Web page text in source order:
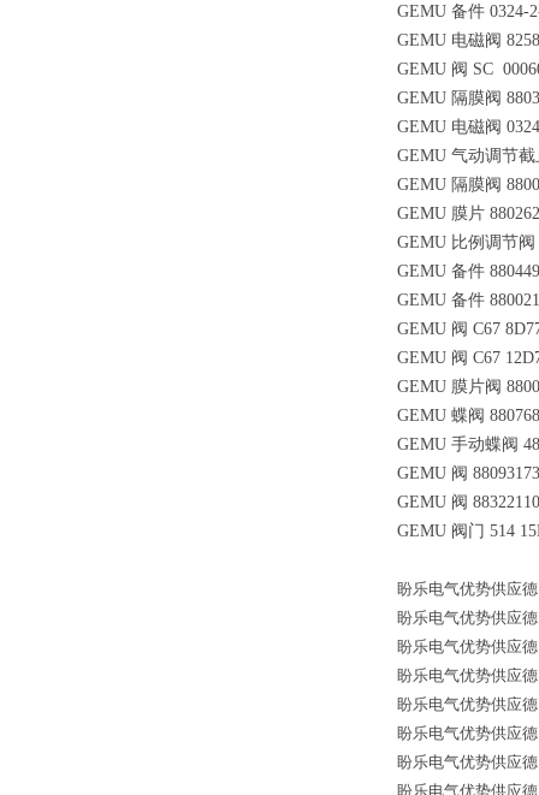
GEMU 备件 0324-
GEMU 电磁阀
GEMU 阀 SC
GEMU 隔膜阀
GEMU 电磁阀
GEMU 气动调节截
GEMU 隔膜阀
GEMU 膜片
GEMU 比例调节阀
GEMU 备件
GEMU 备件
GEMU 阀 C67
GEMU 阀 C67
GEMU 膜片阀
GEMU 蝶阀
GEMU 手动蝶阀
GEMU 阀
GEMU 阀
GEMU 阀门 514
盼乐电气优势供应
盼乐电气优势供应
盼乐电气优势供应
盼乐电气优势供应
盼乐电气优势供应
盼乐电气优势供应
盼乐电气优势供应
盼乐电气优势供应